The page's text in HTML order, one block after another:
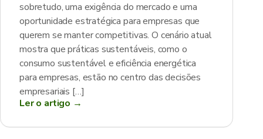
sobretudo, uma exigência do mercado e uma
oportunidade estratégica para empresas que
querem se manter competitivas. O cenário atual
mostra que práticas sustentáveis, como o
consumo sustentável e eficiência energética
para empresas, estão no centro das decisões
empresariais […]
Ler o artigo →